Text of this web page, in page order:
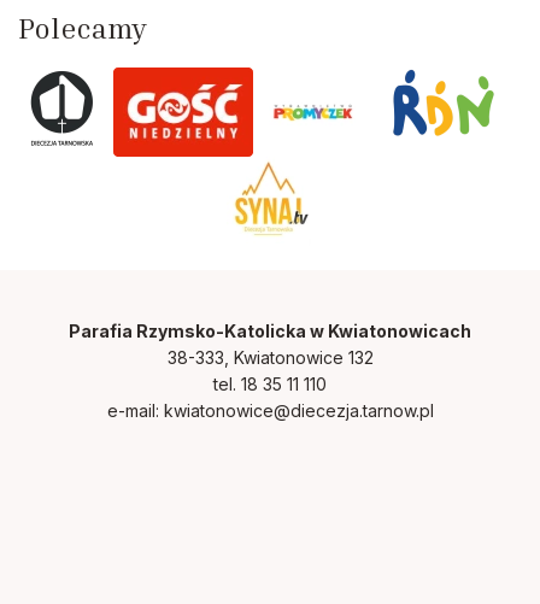
Polecamy
Parafia Rzymsko-Katolicka w Kwiatonowicach
38-333, Kwiatonowice 132
tel. 18 35 11 110
e-mail: kwiatonowice@diecezja.tarnow.pl